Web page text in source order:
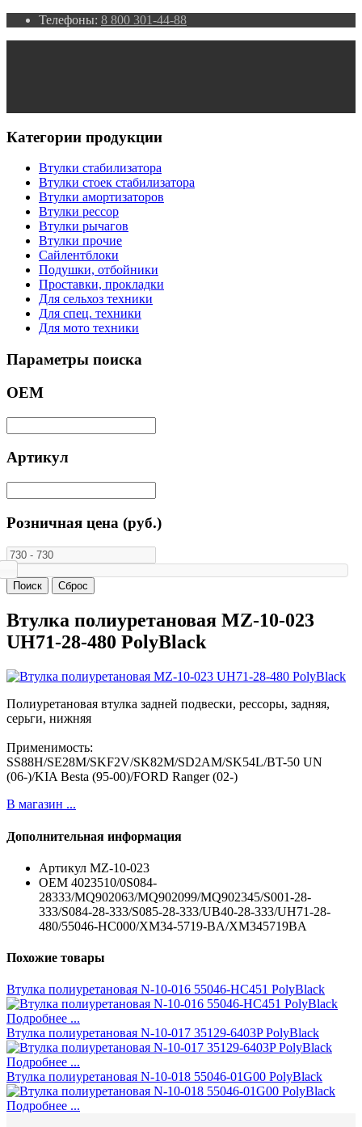
Телефоны: 8 800 301-44-88
Категории продукции
Втулки стабилизатора
Втулки стоек стабилизатора
Втулки амортизаторов
Втулки рессор
Втулки рычагов
Втулки прочие
Сайлентблоки
Подушки, отбойники
Проставки, прокладки
Для сельхоз техники
Для спец. техники
Для мото техники
Параметры поиска
ОЕМ
Артикул
Розничная цена (руб.)
Втулка полиуретановая MZ-10-023
UH71-28-480 PolyBlack
Полиуретановая втулка задней подвески, рессоры, задняя,
серьги, нижняя
Применимость:
SS88H/SE28M/SKF2V/SK82M/SD2AM/SK54L/BT-50 UN
(06-)/KIA Besta (95-00)/FORD Ranger (02-)
В магазин ...
Дополнительная информация
Артикул MZ-10-023
ОЕМ 4023510/0S084-
28333/MQ902063/MQ902099/MQ902345/S001-28-
333/S084-28-333/S085-28-333/UB40-28-333/UH71-28-
480/55046-HC000/XM34-5719-BA/XM345719BA
Похожие товары
Втулка полиуретановая N-10-016 55046-HC451 PolyBlack
Подробнее ...
Втулка полиуретановая N-10-017 35129-6403P PolyBlack
Подробнее ...
Втулка полиуретановая N-10-018 55046-01G00 PolyBlack
Подробнее ...